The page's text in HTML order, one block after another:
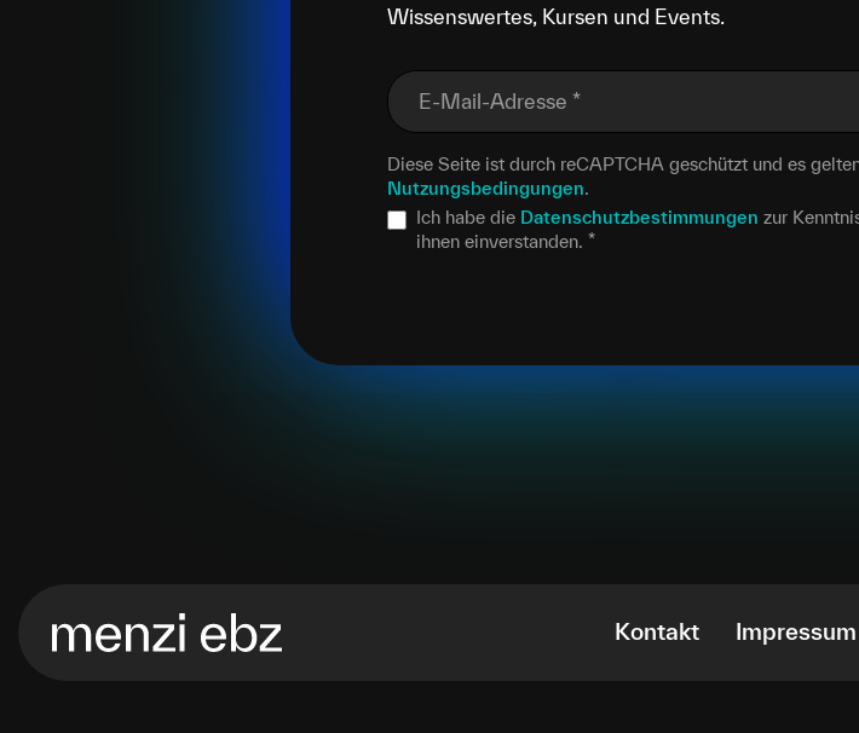
Wissenswertes, Kursen und Events.
E-Mail-Adresse *
Diese Seite ist durch reCAPTCHA geschützt und es
Nutzungsbedingungen.
Ich habe die Datenschutzbestimmungen zur
ihnen einverstanden. *
Kontakt